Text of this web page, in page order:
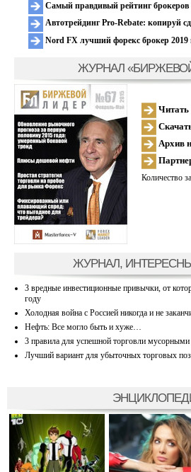
Самый правдивый рейтинг брокеров
Автотрейдинг Pro-Rebate: копируй
Nord FX лучший форекс брокер 2019
ЖУРНАЛ
Читать
Архив
Количество
ЖУРНАЛ,
3 вредные инвестиционные привычки, от
году
Холодная война с Россией никогда и не
Нефть: Все могло быть и хуже…
3 правила для успешной торговли
Лучший вариант для убыточных торговых